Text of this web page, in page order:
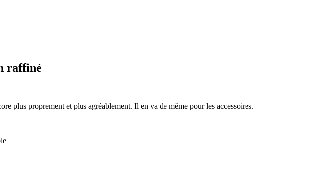
raffiné
plus proprement et plus agréablement. Il en va de même pour les accessoires.